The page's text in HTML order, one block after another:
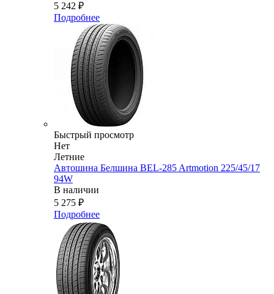
5 242 ₽
Подробнее
Быстрый просмотр
Нет
Летние
Автошина Белшина BEL-285 Artmotion 225/45/17
94W
В наличии
5 275 ₽
Подробнее